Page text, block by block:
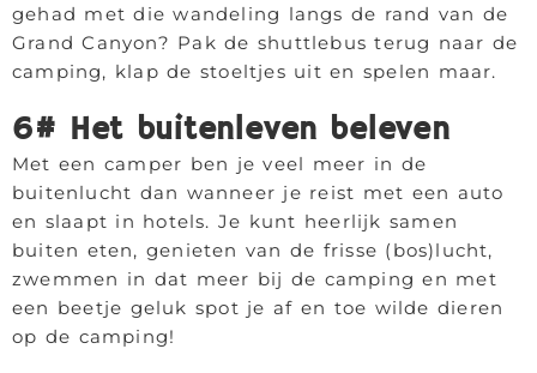
gehad met die wandeling langs de rand van de
Grand Canyon? Pak de shuttlebus terug naar de
camping, klap de stoeltjes uit en spelen maar.
6# Het buitenleven beleven
Met een camper ben je veel meer in de
buitenlucht dan wanneer je reist met een auto
en slaapt in hotels. Je kunt heerlijk samen
buiten eten, genieten van de frisse (bos)lucht,
zwemmen in dat meer bij de camping en met
een beetje geluk spot je af en toe wilde dieren
op de camping!